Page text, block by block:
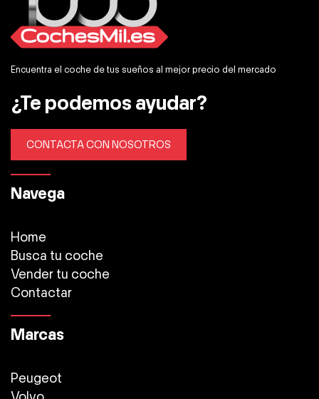
Encuentra el coche de tus sueños al mejor precio del mercado
¿Te podemos ayudar?
CONTACTA CON NOSOTROS
Navega
Home
Busca tu coche
Vender tu coche
Contactar
Marcas
Peugeot